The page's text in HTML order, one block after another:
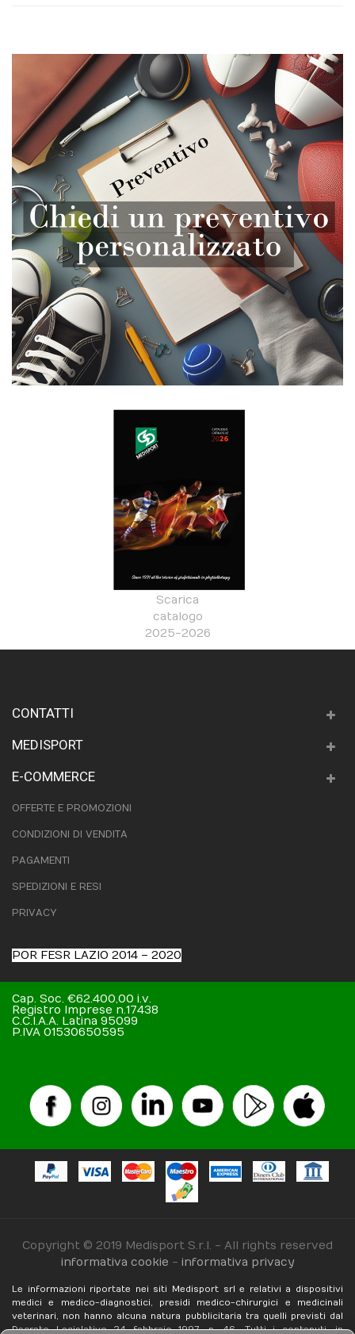
Scarica
catalogo
2025-2026
CONTATTI
MEDISPORT
E-COMMERCE
OFFERTE E PROMOZIONI
CONDIZIONI DI VENDITA
PAGAMENTI
SPEDIZIONI E RESI
PRIVACY
POR FESR LAZIO 2014 – 2020
Cap. Soc. €62.400,00 i.v.
Registro Imprese n.17438
C.C.I.A.A. Latina 95099
P.IVA 01530650595
Copyright © 2019 Medisport S.r.l. - All rights reserved
informativa cookie - informativa privacy
Le informazioni riportate nei siti Medisport srl e relativi a dispositivi
medici e medico-diagnostici, presidi medico-chirurgici e medicinali
veterinari, non hanno alcuna natura pubblicitaria tra quelli previsti dal
Decreto Legislativo 24 febbraio 1997, n. 46. Tutti i contenuti, in